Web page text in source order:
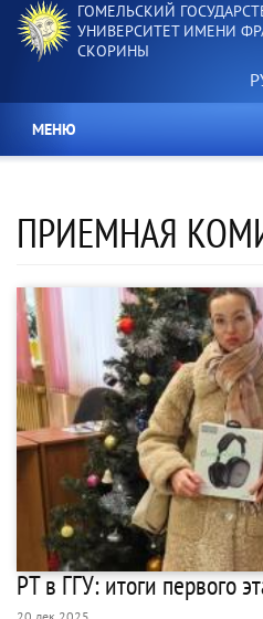
Перейти
основному
ГОМЕЛЬСКИЙ
УНИВЕРСИТЕТ ИМЕНИ
СКОРИНЫ
МЕНЮ
ПРИЕМНАЯ
РТ в ГГУ: итоги первого